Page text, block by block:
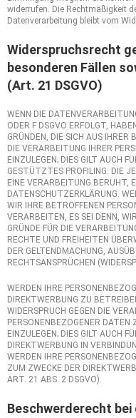
widerrufen. Die Rechtmäßigkeit
Datenverarbeitung bleibt vom
Widerspruchsrecht
besonderen Fällen
(Art. 21 DSGVO)
WENN DIE
ODER F DSGVO ERFOLGT,
GRÜNDEN, DIE SICH AUS IHRER
DIE VERARBEITUNG IHRER
EINZULEGEN; DIES GILT AUCH
GESTÜTZTES PROFILING. DIE
EINE VERARBEITUNG BERUHT,
DATENSCHUTZERKLÄRUNG.
WIR IHRE BETROFFENEN
VERARBEITEN, ES SEI DENN,
GRÜNDE FÜR DIE
RECHTE UND FREIHEITEN
DER GELTENDMACHUNG,
RECHTSANSPRÜCHEN
WERDEN IHRE
DIREKTWERBUNG ZU
WIDERSPRUCH GEGEN DIE
PERSONENBEZOGENER
EINZULEGEN; DIES GILT AUCH
DIREKTWERBUNG IN
WERDEN IHRE
ZUM ZWECKE DER
ART. 21 ABS. 2 DSGVO).
Beschwerde­recht